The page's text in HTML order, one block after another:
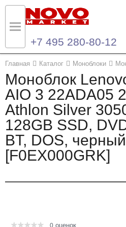
+7 495 280-80-12
Главная Каталог Моноблоки
Моноблок
AIO 3 22ADA05
Athlon Silver
128GB SSD,
BT, DOS, черный
[F0EX000GRK]
0 оценок
Назад
Каталог продукции
Ноутбуки и ультрабуки
Компьютеры
Моноблоки
Назад
Контакты
Контактная информация